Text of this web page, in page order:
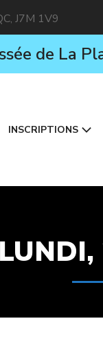
J7M 1V9
de La
INSCRIPTIONS